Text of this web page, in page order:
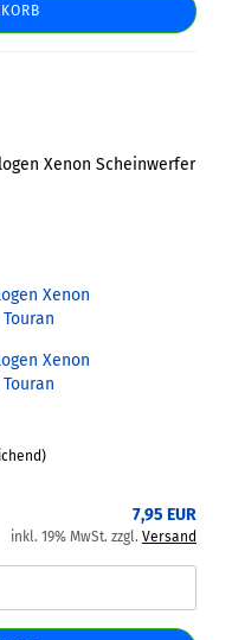
Xenon
Xenon
7,95 EUR
inkl. 19% MwSt. zzgl. Versand